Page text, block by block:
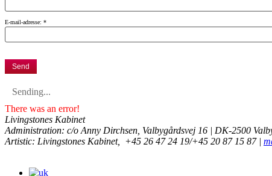
E-mail-adresse: *
Sending...
There was an error!
Livingstones Kabinet
Administration: c/o Anny Dirchsen, Valbygårdsvej 16 | DK-2500
Artistic: Livingstones Kabinet,
+45 26 47 24 19/+45 20 87 15 87 |